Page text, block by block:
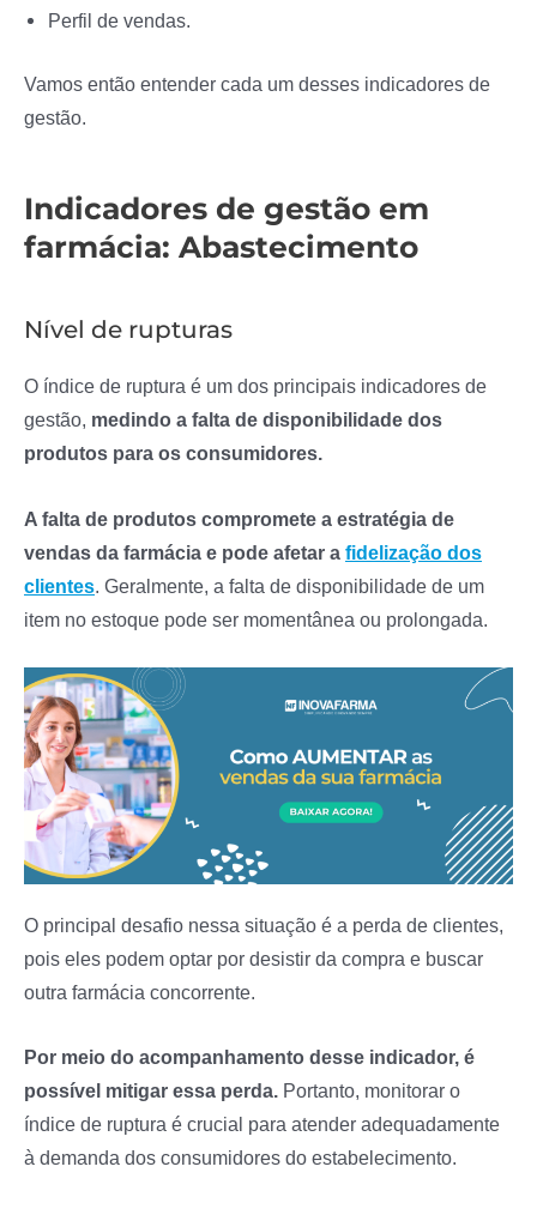
Perfil de vendas.
Vamos então entender cada um desses indicadores de
gestão.
Indicadores de gestão em
farmácia: Abastecimento
Nível de rupturas
O índice de ruptura é um dos principais indicadores de
gestão, medindo a falta de disponibilidade dos
produtos para os consumidores.
A falta de produtos compromete a estratégia de
vendas da farmácia e pode afetar a fidelização dos
clientes . Geralmente, a falta de disponibilidade de um
item no estoque pode ser momentânea ou prolongada.
O principal desafio nessa situação é a perda de clientes,
pois eles podem optar por desistir da compra e buscar
outra farmácia concorrente.
Por meio do acompanhamento desse indicador, é
possível mitigar essa perda. Portanto, monitorar o
índice de ruptura é crucial para atender adequadamente
à demanda dos consumidores do estabelecimento.